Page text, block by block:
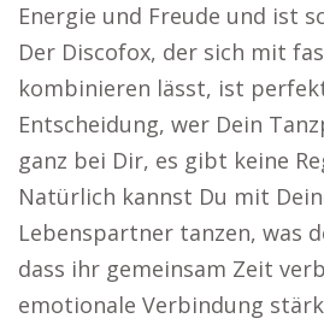
Energie und Freude und ist
Der Discofox, der sich mit
kombinieren lässt, ist
Entscheidung, wer Dein
ganz bei Dir, es gibt keine
Natürlich kannst Du mit
Lebenspartner tanzen, was
dass ihr gemeinsam Zeit
emotionale Verbindung